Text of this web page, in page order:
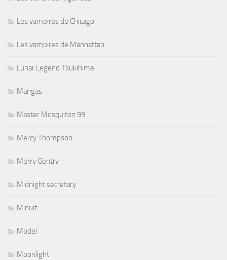
Les vampires de Chicago
Les vampires de Manhattan
Lunar Legend Tsukihime
Mangas
Master Mosquiton 99
Mercy Thompson
Merry Gentry
Midnight secretary
Minuit
Model
Moonlight